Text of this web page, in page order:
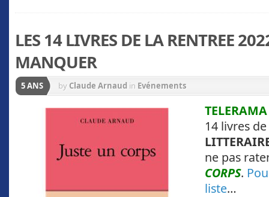
LES 14 LIVRES DE LA RENTREE
MANQUER
5 ANS by Claude Arnaud in Evénements
TELERAMA
14 livres
ne pas
CORPS.
liste…